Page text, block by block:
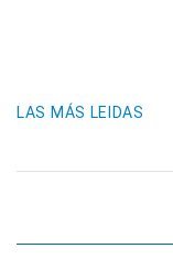
LAS MÁS LEIDAS